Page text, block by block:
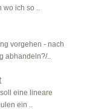
wo ich so ..
vorgehen - nach
abhandeln?/..
eine lineare
ein ..